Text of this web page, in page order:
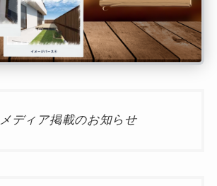
メディア掲載のお知らせ